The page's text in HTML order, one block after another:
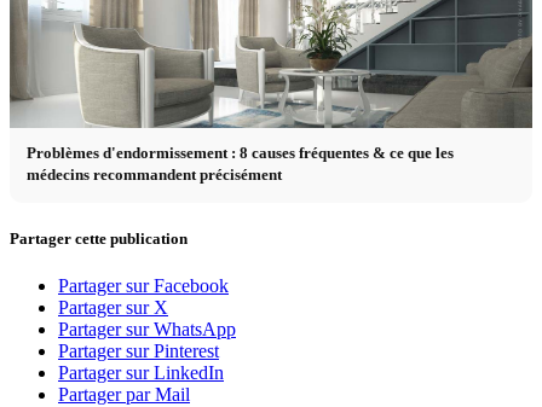
Problèmes d'endormissement : 8 causes fréquentes & ce que les
médecins recommandent précisément
Partager cette publication
Partager sur Facebook
Partager sur X
Partager sur WhatsApp
Partager sur Pinterest
Partager sur LinkedIn
Partager par Mail